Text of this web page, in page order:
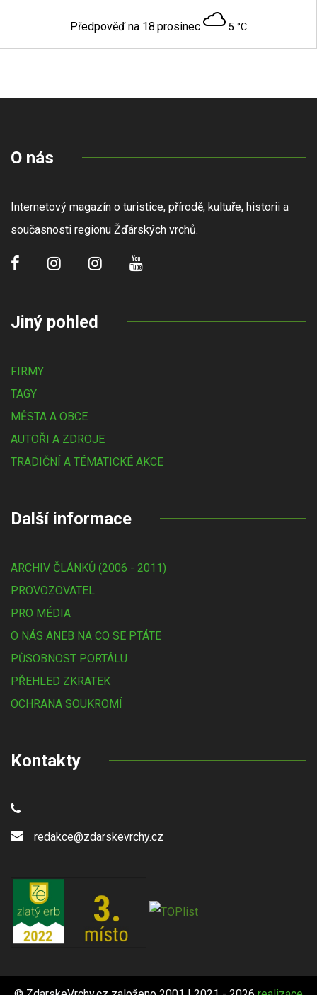
Předpověď na 18.prosinec 5 °C
O nás
Internetový magazín o turistice, přírodě, kultuře, historii a
současnosti regionu Žďárských vrchů.
Jiný pohled
FIRMY
TAGY
MĚSTA A OBCE
AUTOŘI A ZDROJE
TRADIČNÍ A TÉMATICKÉ AKCE
Další informace
ARCHIV ČLÁNKŮ (2006 - 2011)
PROVOZOVATEL
PRO MÉDIA
O NÁS ANEB NA CO SE PTÁTE
PŮSOBNOST PORTÁLU
PŘEHLED ZKRATEK
OCHRANA SOUKROMÍ
Kontakty
redakce@zdarskevrchy.cz